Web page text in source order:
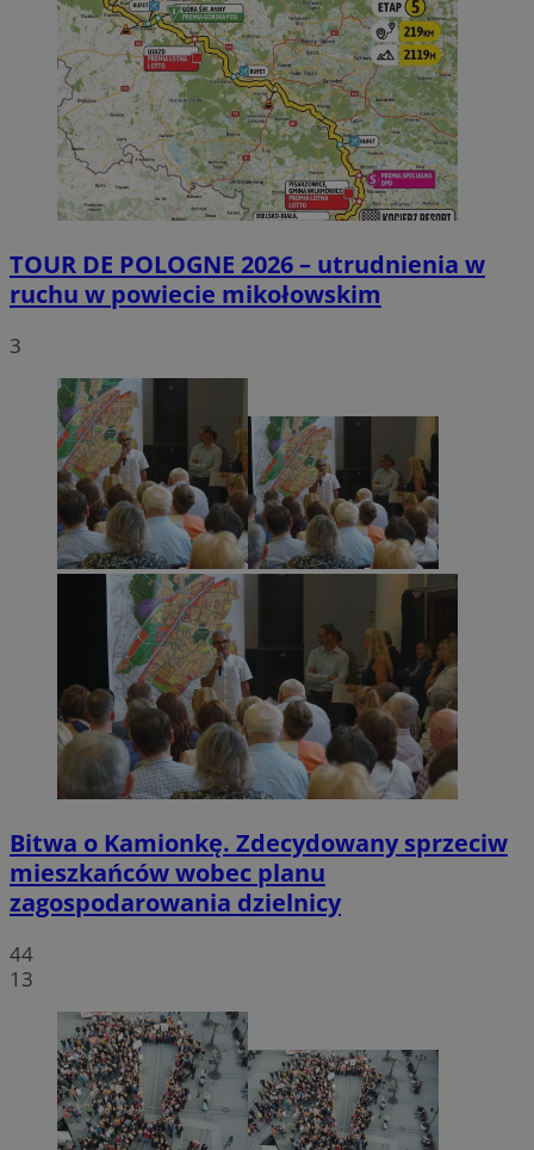
TOUR DE POLOGNE 2026 – utrudnienia w
ruchu w powiecie mikołowskim
3
Bitwa o Kamionkę. Zdecydowany sprzeciw
mieszkańców wobec planu
zagospodarowania dzielnicy
44
13